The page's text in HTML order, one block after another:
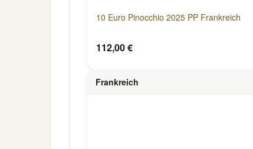
10 Euro Pinocchio 2025 PP Frankreich
112,00 €
Frankreich